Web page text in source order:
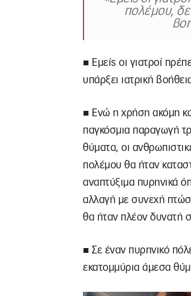
πολέμου,
■ Εμείς οι γιατροί
υπάρξει ιατρική
■ Ενώ η χρήση ακόμη
παγκόσμια παραγωγή
θύματα, οι
πολέμου θα ήταν
αναπτύξιμα πυρηνικά
αλλαγή με συνεχή
θα ήταν πλέον δυνατή
■ Σε έναν πυρηνικό
εκατομμύρια άμεσα